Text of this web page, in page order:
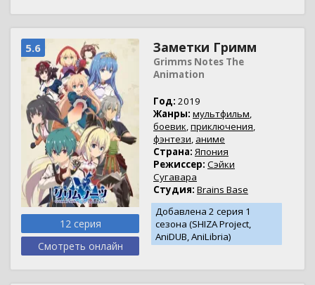
5.6
12 серия
Смотреть онлайн
Заметки Гримм
Grimms Notes The
Animation
Год: 2019
Жанры: мультфильм,
боевик,приключения,
фэнтези, аниме
Страна: Япония
Режиссер: Сэйки
Сугавара
Студия: Brains Base
Добавлена 2 серия 1
сезона (SHIZA Project,
AniDUB, AniLibria)